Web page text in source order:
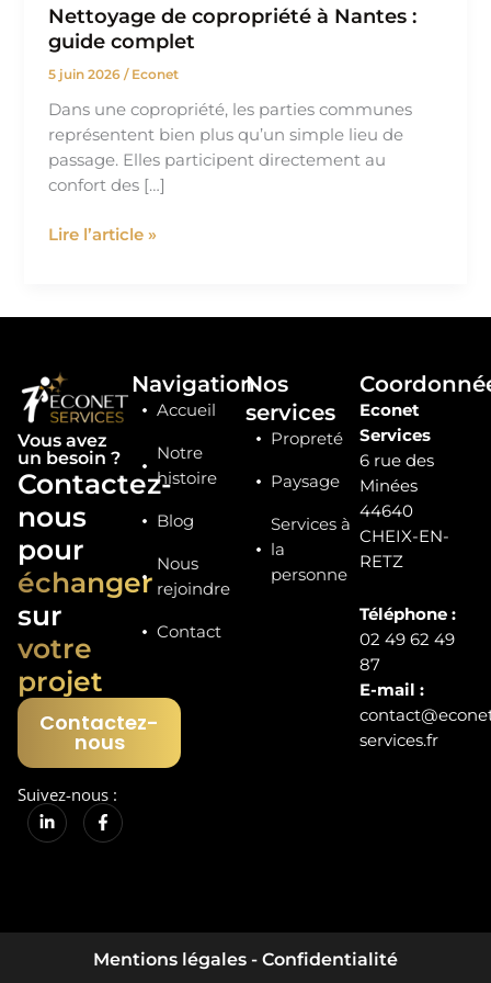
Nettoyage de copropriété à Nantes :
guide complet
5 juin 2026/ Econet
Dans une copropriété, les parties communes
représentent bien plus qu’un simple lieu de
passage. Elles participent directement au
confort des […]
Lire l’article »
Vous avez
un besoin ?
Contactez-
nous
pour
échanger
sur
votre
projet
Contactez-
nous
Suivez-nous :
I
t
Navigation
Accueil
Notre
histoire
Blog
Nous
rejoindre
Contact
Nos
services
Propreté
Paysage
Services à
la
personne
Econet
Services
6 rue des
Minées
44640
CHEIX-EN-
RETZ
Téléphone :
02 49 62 49
87
E-mail :
services.fr
Mentions légales - Confidentialité